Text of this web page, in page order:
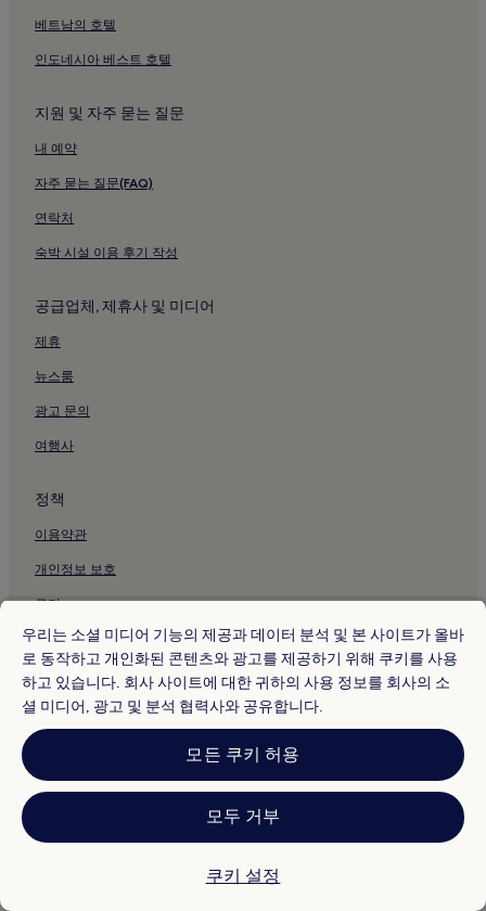
노르웨이언 씨어터 근처 호텔
샤 누와르 극장 근처 호텔
프랭클린 D. 루스벨트 기념상 근처 호텔
성 울라프 대성당 근처 호텔
감레비엔 교회 근처 호텔
트리니티 교회 근처 호텔
센트럴 자메 모스크 근처 호텔
오슬로의 주차 가능 호텔
오슬로의 피트니스 센터가 있는 호텔
오슬로의 무료 아침 식사 제공 호텔
오슬로의 주방이 있는 호텔
오슬로의 반려동물 동반 가능 호텔
오슬로의 아파트
오슬로의 아파트식 호텔
오슬로의 게스트하우스
오슬로의 저렴한 호텔
오슬로의 2성급 호텔
오슬로의 3성급 호텔
오슬로의 4성급 호텔
오슬로의 5성급 호텔
오슬로의 비즈니스 호텔
오슬로의 해변 호텔
오슬로의 가족 여행 호텔
베트남의 호텔
인도네시아 베스트 호텔
지원 및 자주 묻는 질문
내 예약
자주 묻는 질문(FAQ)
연락처
숙박 시설 이용 후기 작성
공급업체, 제휴사 및 미디어
제휴
뉴스룸
광고 문의
여행사
정책
이용약관
개인정보 보호
쿠키
콘텐츠 지침 및 신고
기타 정보
회사 소개
여행 가이드
* 일부 호텔은 체크인 24시간 이상 전에 취소해야 합니다. 자세한 내용은 사
© 2026 Hotels.com, Expedia Group 계열사. All rights reserved.
우리는 소셜 미디어 기능의 제공과 데이터 분석 및 본 사이트가 올바
로 동작하고 개인화된 콘텐츠와 광고를 제공하기 위해 쿠키를 사용
하고 있습니다. 회사 사이트에 대한 귀하의 사용 정보를 회사의 소
셜 미디어, 광고 및 분석 협력사와 공유합니다.
모든 쿠키 허용
모두 거부
쿠키 설정